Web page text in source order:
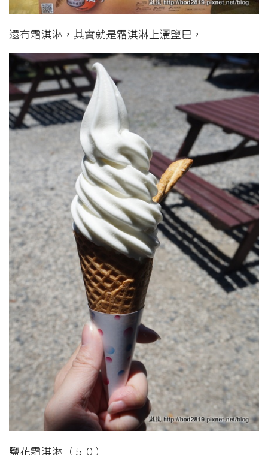
還有霜淇淋，其實就是霜淇淋上灑鹽巴，
鹽花霜淇淋（５０）